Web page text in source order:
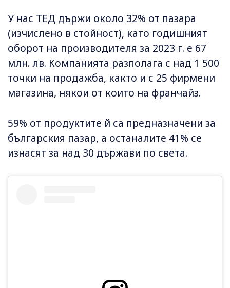
У нас ТЕД държи около 32% от пазара
(изчислено в стойност), като годишният
оборот на производителя за 2023 г. е 67
млн. лв. Компанията разполага с над 1 500
точки на продажба, както и с 25 фирмени
магазина, някои от които на франчайз.
59% от продуктите й са предназначени за
българския пазар, а останалите 41% се
изнасят за над 30 държави по света.